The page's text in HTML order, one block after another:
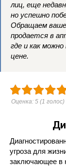
лиц, еще
но успешно
Обращаем
продается в
где и как
цене.
Оценка: 5 (1 голос)
угроза для
заключающее в